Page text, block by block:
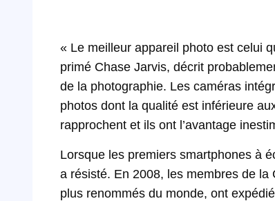
« Le meilleur appareil photo est celui
primé Chase Jarvis, décrit
de la photographie. Les caméras
photos dont la qualité est inférieure
rapprochent et ils ont l’avantage
Lorsque les premiers smartphones à
a résisté. En 2008, les membres de la
plus renommés du monde, ont